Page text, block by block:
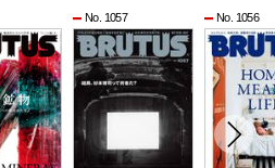
No. 1057 No. 1056